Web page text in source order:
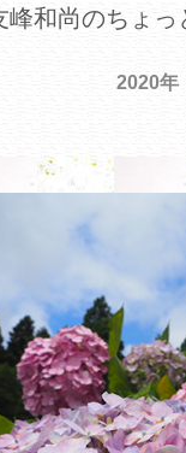
峰和尚のちょっ
2020